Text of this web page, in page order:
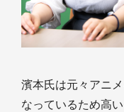
濱本氏は元々アニ
なっているため高